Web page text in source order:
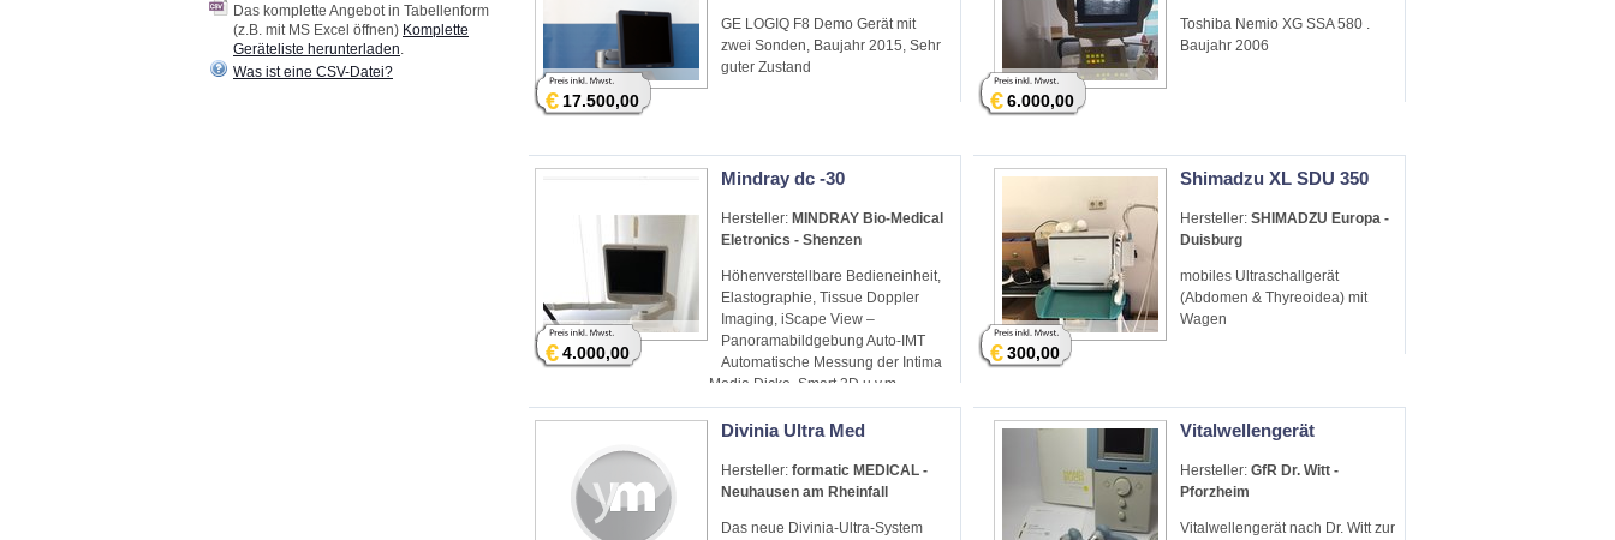
GE LOGIQ F8 Demo Gerät mit
zwei Sonden, Baujahr 2015, Sehr
guter Zustand
€17.500,00
Toshiba Nemio XG SSA 580 .
Baujahr 2006
€6.000,00
Mindray dc -30
Hersteller: MINDRAY Bio-Medical
Eletronics - Shenzen
Höhenverstellbare Bedieneinheit,
Elastographie, Tissue Doppler
Imaging, iScape View –
Panoramabildgebung Auto-IMT
Automatische Messung der Intima
Media Dicke, Smart 3D u.v.m.
€4.000,00
Shimadzu XL SDU 350
Hersteller: SHIMADZU Europa -
Duisburg
mobiles Ultraschallgerät
(Abdomen & Thyreoidea) mit
Wagen
€300,00
Divinia Ultra Med
Hersteller: formatic MEDICAL -
Neuhausen am Rheinfall
Das neue Divinia-Ultra-System
Vitalwellengerät
Hersteller: GfR Dr. Witt -
Pforzheim
Vitalwellengerät nach Dr. Witt zur
Das komplette Angebot in Tabellenform
(z.B. mit MS Excel öffnen) Komplette
Geräteliste herunterladen
Was ist eine CSV-Datei?